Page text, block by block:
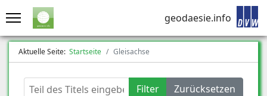
geodaesie.info
Aktuelle Seite: Startseite Gleisachse
Teil des Titels eingeben Filter
Zurücksetzen